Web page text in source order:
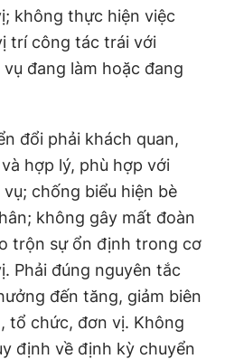
không thực hiện việc
trí công tác trái với
đang làm hoặc đang
đổi phải khách quan,
hợp lý, phù hợp với
chống biểu hiện bè
không gây mất đoàn
trộn sự ổn định trong cơ
Phải đúng nguyên tắc
đến tăng, giảm biên
tổ chức, đơn vị. Không
định về định kỳ chuyển